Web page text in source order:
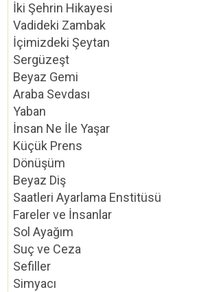
İki Şehrin Hikayesi
Vadideki Zambak
İçimizdeki Şeytan
Sergüzeşt
Beyaz Gemi
Araba Sevdası
Yaban
İnsan Ne İle Yaşar
Küçük Prens
Dönüşüm
Beyaz Diş
Saatleri Ayarlama Enstitüsü
Fareler ve İnsanlar
Sol Ayağım
Suç ve Ceza
Sefiller
Simyacı